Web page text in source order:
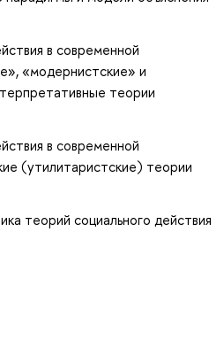
в современной
«модернистские» и
теории
в современной
(утилитаристские) теории
теорий социального действия